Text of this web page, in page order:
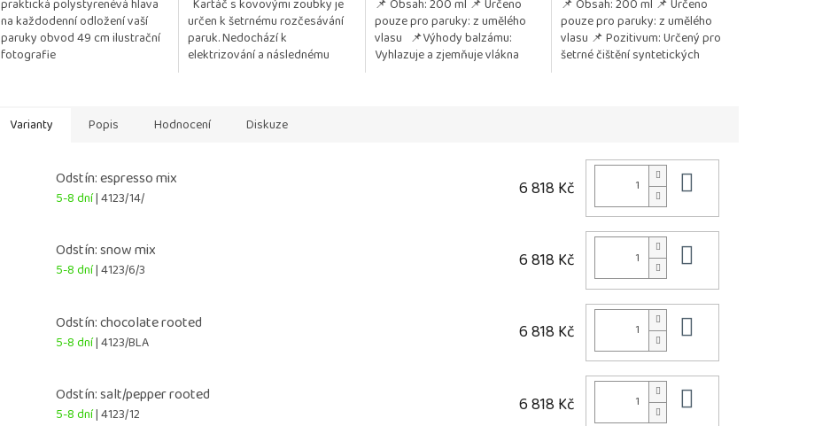
praktická polystyrenévá hlava
na každodenní odložení vaší
paruky obvod 49 cm ilustrační
fotografie
5
hvězdiček.
Kartáč s kovovými zoubky je
určen k šetrnému rozčesávání
paruk. Nedochází k
elektrizování a následnému
📌 Obsah: 200 ml 📌 Určeno
pouze pro paruky: z umělého
vlasu 📌Výhody balzámu:
Vyhlazuje a zjemňuje vlákna
📌 Obsah: 200 ml 📌 Určeno
pouze pro paruky: z umělého
vlasu 📌 Pozitivum: Určený pro
šetrné čištění syntetických
Varianty
Popis Hodnocení Diskuze
Odstín: espresso mix
5-8 dní| 4123/14/ 6 818 Kč
Odstín: snow mix
5-8 dní| 4123/6/3 6 818 Kč
Odstín: chocolate rooted
5-8 dní| 4123/BLA 6 818 Kč
Odstín: salt/pepper rooted
5-8 dní| 4123/12 6 818 Kč